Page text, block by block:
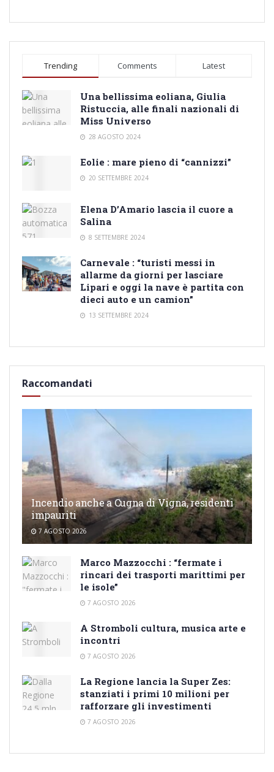
Trending Comments Latest
Una bellissima eoliana, Giulia
Ristuccia, alle finali nazionali di
Miss Universo
28 AGOSTO 2024
Eolie : mare pieno di “cannizzi”
20 SETTEMBRE 2024
Elena D’Amario lascia il cuore a
Salina
8 SETTEMBRE 2024
Carnevale : “turisti messi in
allarme da giorni per lasciare
Lipari e oggi la nave è partita con
dieci auto e un camion”
13 SETTEMBRE 2024
Raccomandati
Incendio anche a Cugna di Vigna, residenti
impauriti
7 AGOSTO 2026
Marco Mazzocchi : “fermate i
rincari dei trasporti marittimi per
le isole”
7 AGOSTO 2026
A Stromboli cultura, musica arte e
incontri
7 AGOSTO 2026
La Regione lancia la Super Zes:
stanziati i primi 10 milioni per
rafforzare gli investimenti
7 AGOSTO 2026